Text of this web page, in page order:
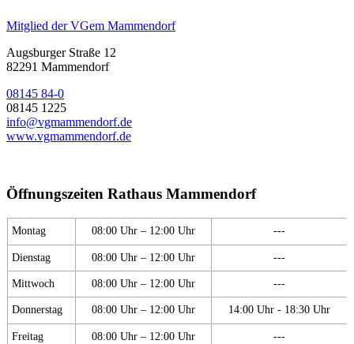
Mitglied der VGem Mammendorf
Augsburger Straße 12
82291 Mammendorf
08145 84-0
08145 1225
info@vgmammendorf.de
www.vgmammendorf.de
Öffnungszeiten Rathaus Mammendorf
Montag 08:00 Uhr – 12:00 Uhr ---
Dienstag 08:00 Uhr – 12:00 Uhr ---
Mittwoch 08:00 Uhr – 12:00 Uhr ---
Donnerstag 08:00 Uhr – 12:00 Uhr 14:00 Uhr - 18:30 Uhr
Freitag 08:00 Uhr – 12:00 Uhr ---